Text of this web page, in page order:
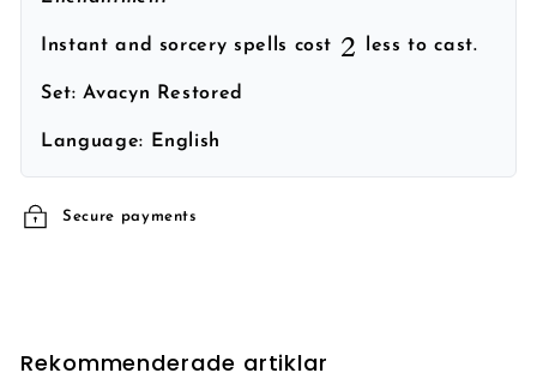
Instant and sorcery spells cost less to cast.
Set:Avacyn Restored
Language: English
Secure payments
Rekommenderade artiklar